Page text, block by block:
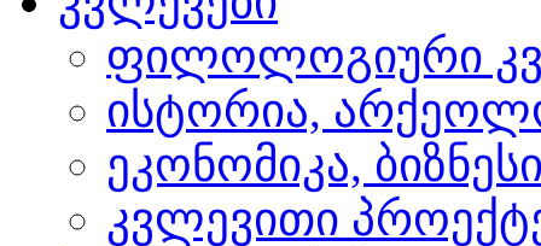
ფილოლოგიური
ისტორია,
ეკონომიკა,
კვლევითი